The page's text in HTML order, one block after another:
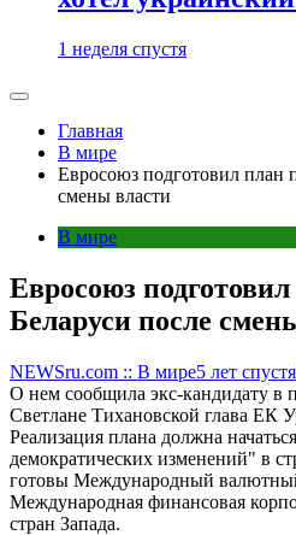
1 неделя спустя
Главная
В мире
Евросоюз подготовил план
смены власти
В мире
Евросоюз
Беларуси после
NEWSru.com :: В мире5 лет спустя
О нем сообщила экс-кандидату в
Светлане Тихановской глава ЕК
Реализация плана должна
демократических изменений" в
готовы Международный
Международная финансовая
стран Запада.